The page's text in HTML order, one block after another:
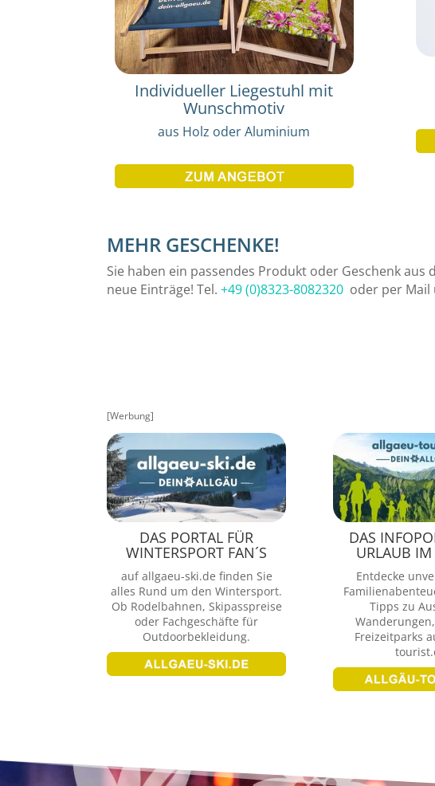
Individueller Liegestuhl mit
Wunschmotiv
aus Holz oder Aluminium
MEHR GESCHENKE!
Sie haben ein passendes Produkt oder Geschenk
neue Einträge!Tel.+49 (0)8323-8082320 oder per
[Werbung]
DAS PORTAL FÜR
WINTERSPORT FAN´S
auf allgaeu-ski.de finden Sie
alles Rund um den Wintersport.
Ob Rodelbahnen, Skipasspreise
oder Fachgeschäfte für
Outdoorbekleidung.
DAS
URLAUB IM
Entdecke
Tipps zu
Freizeitparks